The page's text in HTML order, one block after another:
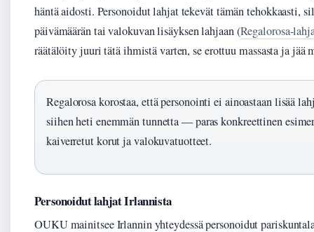
häntä aidosti. Personoidut lahjat tekevät tämän tehokkaasti,
päivämäärän tai valokuvan lisäyksen lahjaan (Regalorosa-
räätälöity juuri tätä ihmistä varten, se erottuu massasta ja jää
Regalorosa korostaa, että personointi ei ainoastaan lisää
siihen heti enemmän tunnetta — paras konkreettinen
kaiverretut korut ja valokuvatuotteet.
Personoidut lahjat Irlannista
OUKU mainitsee Irlannin yhteydessä personoidut